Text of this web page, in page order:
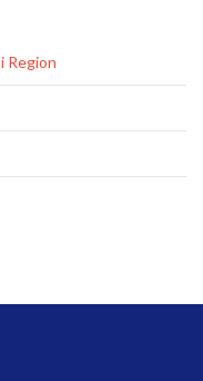
Region